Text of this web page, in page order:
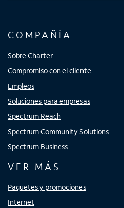
COMPAÑÍA
Sobre Charter
Compromiso con el cliente
Empleos
Soluciones para empresas
Spectrum Reach
Spectrum Community Solutions
Spectrum Business
VER MÁS
Paquetes y promociones
Internet